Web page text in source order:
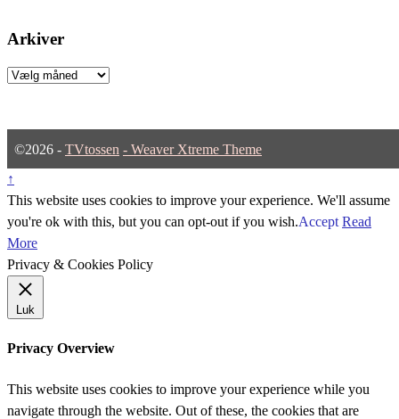
Arkiver
Arkiver
©2026 - TVtossen - Weaver Xtreme Theme
↑
This website uses cookies to improve your experience. We'll assume
you're ok with this, but you can opt-out if you wish.Accept Read
More
Privacy & Cookies Policy
Luk
Privacy Overview
This website uses cookies to improve your experience while you
navigate through the website. Out of these, the cookies that are